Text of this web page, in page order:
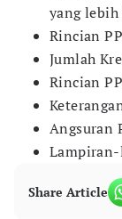
yang
Rincian
Jumlah
Rincian
Angsuran
Share Article